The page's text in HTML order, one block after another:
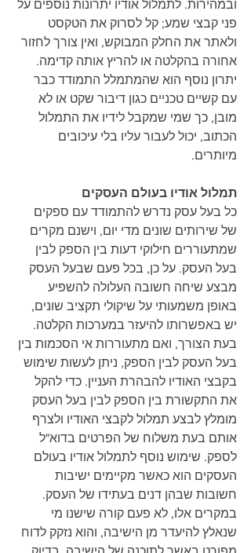
ובמהירות. לתמלול אודיו יתרונות נוספים על
פני קבצי שמע; קל לסרוק את הטקסט
ולאתר את החלק המבוקש, ואין צורך לחזור
אחורה בהקלטה או להריץ אותה קדימה.
יתרון נוסף הוא שהמתמלל התמודד כבר
עם קשיים טכניים כגון דיבור שקט או לא
מובן, כך שמי שמקבל לידיו את התמלול
הכתוב, יכול לעבור עליו בלי עיכובים
מיותרים.
תמלול אודיו בעולם העסקים
כל בעל עסק נדרש להתמודד עם ספקים
של שירותים שונים מדי יום, וישנם מקרים
שמתעוררים חילוקי דעות בין הספק לבין
בעל העסק. על כן, בכל פעם שבעל העסק
מבצע שיחה חשובה העלולה להשפיע
באופן משמעותי על שיקולי תקציב שונים,
יש באפשרותו להיעזר במערכות הקלטה.
בעת הצורך, ואם מתעוררות אי הסכמות בין
בעל העסק לבין הספק, ניתן לעשות שימוש
בקבצי האודיו להבהרת העניין. כדי להקל
את התקשורת בין הספק לבין בעל העסק
מומלץ לבצע תמלול לקבצי האודיו ולצרף
אותם בעת משלוח של הפרטים בדוא"ל
לספק. שימוש נוסף לתמלול אודיו בעולם
העסקים הוא כאשר מקיימים ישיבות
חשובות שבהן דנים בעתידו של העסק.
במקרים אלו, לא פעם קורה שישנו מי
שנאלץ להיעדר מן הישיבה, והוא נזקק לדוח